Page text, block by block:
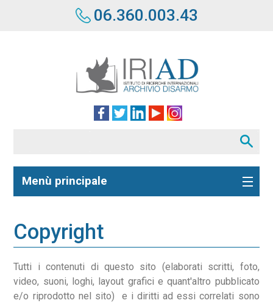
06.360.003.43
Menù principale
Copyright
Tutti i contenuti di questo sito (elaborati scritti, foto,
video, suoni, loghi, layout grafici e quant'altro pubblicato
e/o riprodotto nel sito) e i diritti ad essi correlati sono